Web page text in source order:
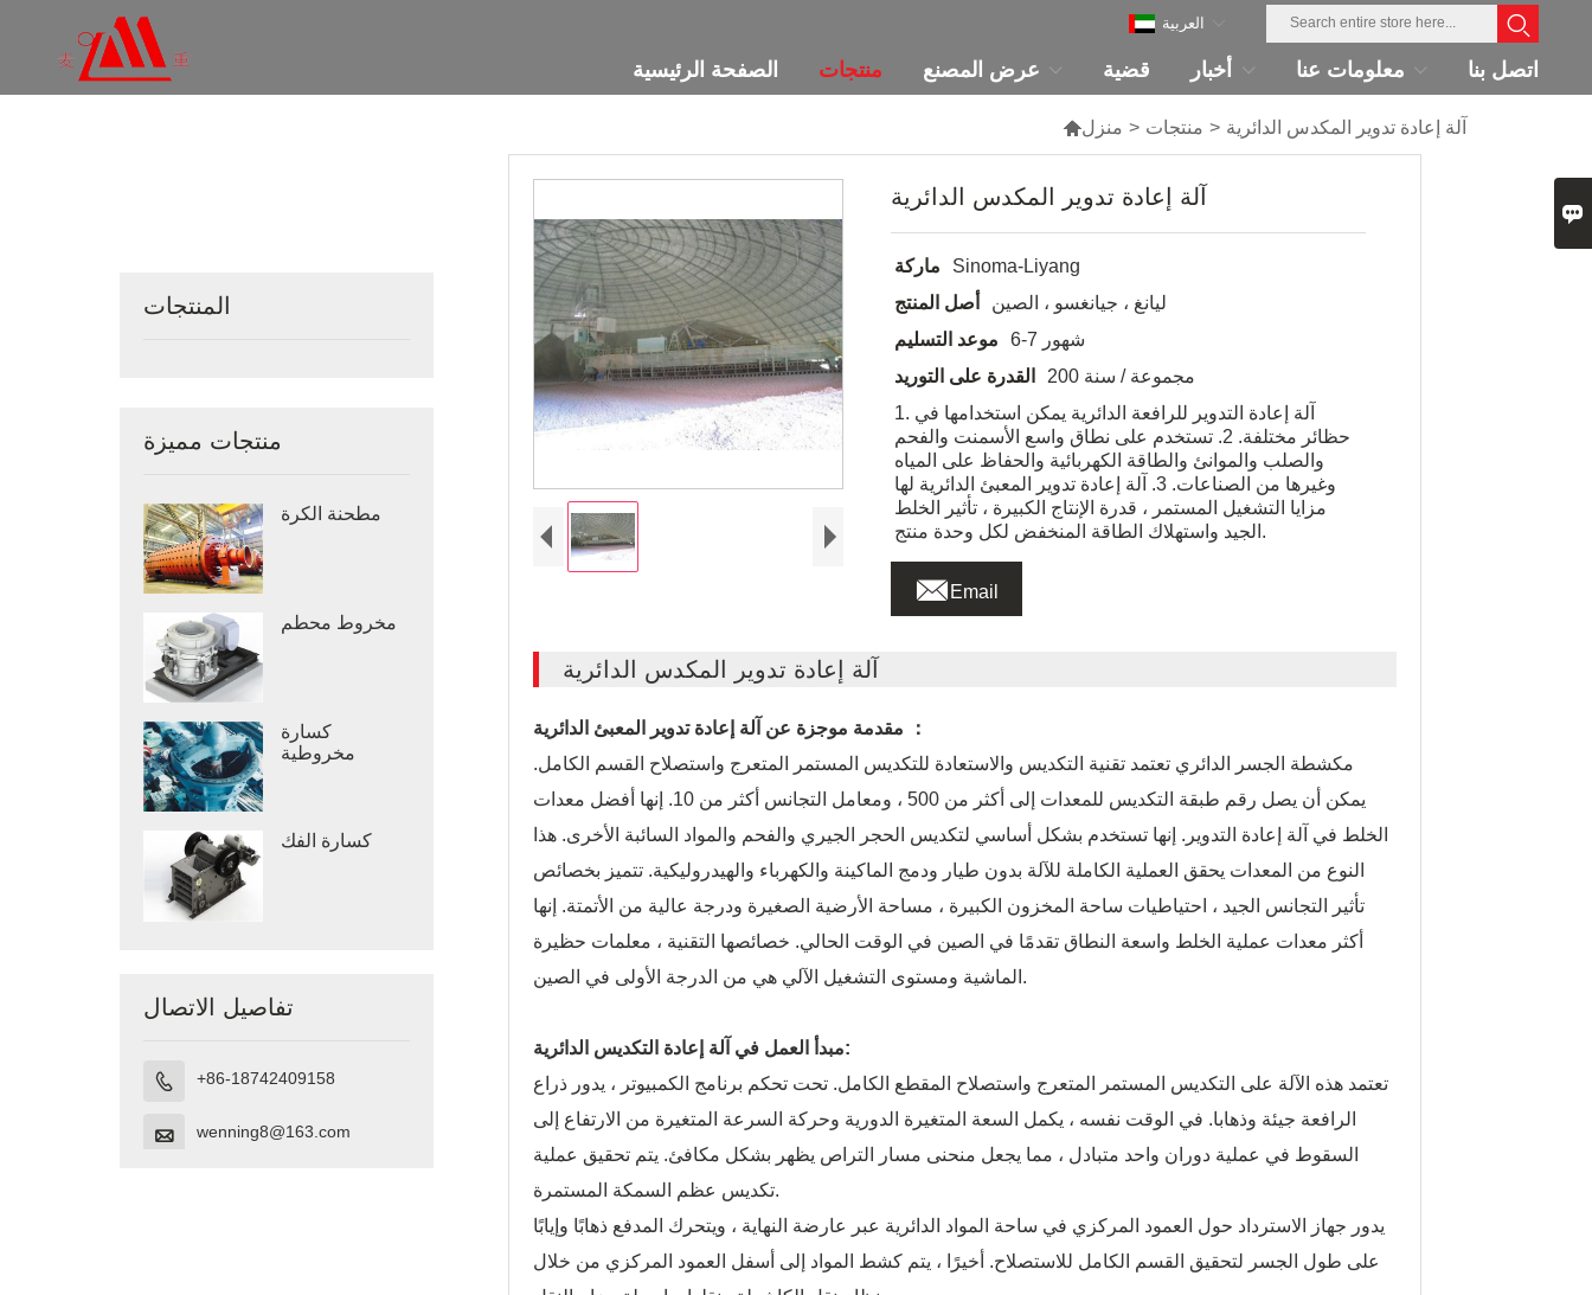
الصفحة الرئيسية منتجات عرض المصنع قضية أخبار معلومات عنا اتصل بنا
العربية
منزل > منتجات > آلة إعادة تدوير المكدس الدائرية
المنتجات
منتجات مميزة
مطحنة الكرة
مخروط محطم
كسارة
مخروطية
كسارة الفك
تفاصيل الاتصال
 +86-18742409158
 wenning8@163.com
آلة إعادة تدوير المكدس الدائرية
ماركة
Sinoma-Liyang
أصل المنتج
ليانغ ، جيانغسو ، الصين
موعد التسليم
6-7 شهور
القدرة على التوريد
200 مجموعة / سنة
1. آلة إعادة التدوير للرافعة الدائرية يمكن استخدامها في
حظائر مختلفة. 2. تستخدم على نطاق واسع الأسمنت والفحم
والصلب والموانئ والطاقة الكهربائية والحفاظ على المياه
وغيرها من الصناعات. 3. آلة إعادة تدوير المعبئ الدائرية لها
مزايا التشغيل المستمر ، قدرة الإنتاج الكبيرة ، تأثير الخلط
الجيد واستهلاك الطاقة المنخفض لكل وحدة منتج.
 Email
آلة إعادة تدوير المكدس الدائرية
مقدمة موجزة عن آلة إعادة تدوير المعبئ الدائرية ：
مكشطة الجسر الدائري تعتمد تقنية التكديس والاستعادة للتكديس المستمر المتعرج واستصلاح القسم الكامل.
يمكن أن يصل رقم طبقة التكديس للمعدات إلى أكثر من 500 ، ومعامل التجانس أكثر من 10. إنها أفضل معدات
الخلط في آلة إعادة التدوير. إنها تستخدم بشكل أساسي لتكديس الحجر الجيري والفحم والمواد السائبة الأخرى. هذا
النوع من المعدات يحقق العملية الكاملة للآلة بدون طيار ودمج الماكينة والكهرباء والهيدروليكية. تتميز بخصائص
تأثير التجانس الجيد ، احتياطيات ساحة المخزون الكبيرة ، مساحة الأرضية الصغيرة ودرجة عالية من الأتمتة. إنها
أكثر معدات عملية الخلط واسعة النطاق تقدمًا في الصين في الوقت الحالي. خصائصها التقنية ، معلمات حظيرة
الماشية ومستوى التشغيل الآلي هي من الدرجة الأولى في الصين.
مبدأ العمل في آلة إعادة التكديس الدائرية:
تعتمد هذه الآلة على التكديس المستمر المتعرج واستصلاح المقطع الكامل. تحت تحكم برنامج الكمبيوتر ، يدور ذراع
الرافعة جيئة وذهابا. في الوقت نفسه ، يكمل السعة المتغيرة الدورية وحركة السرعة المتغيرة من الارتفاع إلى
السقوط في عملية دوران واحد متبادل ، مما يجعل منحنى مسار التراص يظهر بشكل مكافئ. يتم تحقيق عملية
تكديس عظم السمكة المستمرة.
يدور جهاز الاسترداد حول العمود المركزي في ساحة المواد الدائرية عبر عارضة النهاية ، ويتحرك المدفع ذهابًا وإيابًا
على طول الجسر لتحقيق القسم الكامل للاستصلاح. أخيرًا ، يتم كشط المواد إلى أسفل العمود المركزي من خلال
